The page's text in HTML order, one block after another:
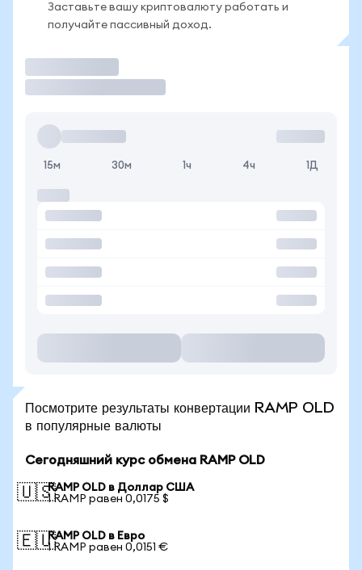
Заставьте вашу криптовалюту работать и
получайте пассивный доход.
15м 30м 1ч 4ч 1Д
Посмотрите результаты конвертации RAMP OLD
в популярные валюты
Сегодняшний курс обмена RAMP OLD
🇺🇸RAMP OLD в Доллар США
1 RAMP равен 0,0175 $
🇪🇺RAMP OLD в Евро
1 RAMP равен 0,0151 €